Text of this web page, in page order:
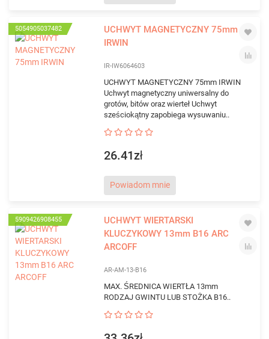
5054905037482
UCHWYT MAGNETYCZNY 75mm
IRWIN
IR-IW6064603
UCHWYT MAGNETYCZNY 75mm IRWIN
Uchwyt magnetyczny uniwersalny do
grotów, bitów oraz wierteł Uchwyt
sześciokątny zapobiega wysuwaniu..
26.41zł
Powiadom mnie
5909426908455
UCHWYT WIERTARSKI
KLUCZYKOWY 13mm B16 ARC
ARCOFF
AR-AM-13-B16
MAX. ŚREDNICA WIERTŁA 13mm
RODZAJ GWINTU LUB STOŻKA B16..